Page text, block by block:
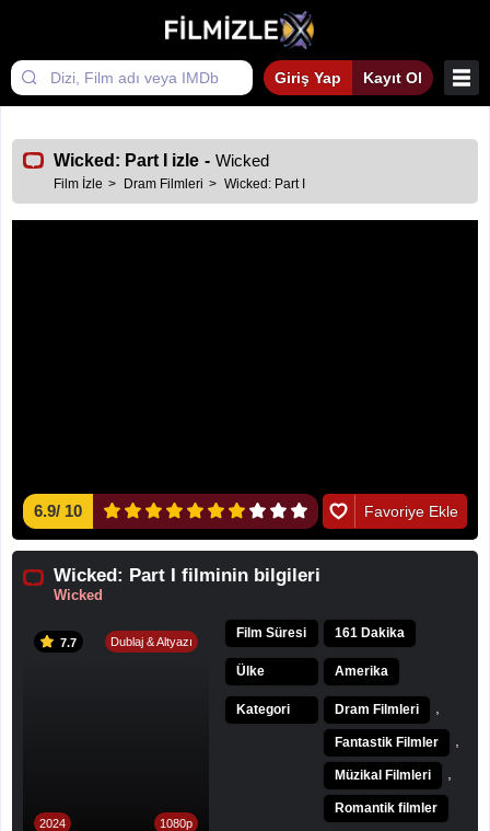
Giriş Yap Kayıt Ol
Wicked: Part I izle - Wicked
Film İzle Dram Filmleri Wicked: Part I
6.9/ 10 Favoriye Ekle
Wicked: Part I filminin bilgileri
Wicked
7.7 Dublaj & Altyazı
2024 1080p
Film Süresi 161 Dakika
Ülke Amerika
Kategori Dram Filmleri
Fantastik Filmler
Müzikal Filmleri
Romantik filmler